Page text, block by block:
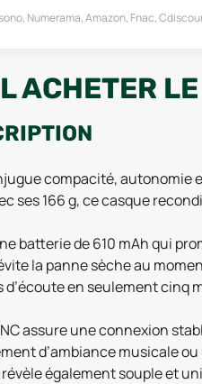
Numerama, Amazon, Fnac,
ACHETER
compacité,
ses 166 g, ce casque
batterie de 610 mAh qui
la panne sèche au
en seulement
assure une connexion
d’ambiance musicale
également souple et